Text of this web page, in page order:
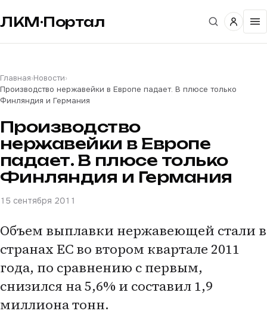
ЛКМ·Портал
Главная›Новости›
Производство нержавейки в Европе падает. В плюсе только
Финляндия и Германия
Производство
нержавейки в Европе
падает. В плюсе только
Финляндия и Германия
15 сентября 2011
Объем выплавки нержавеющей стали в
странах ЕС во втором квартале 2011
года, по сравнению с первым,
снизился на 5,6% и составил 1,9
миллиона тонн.